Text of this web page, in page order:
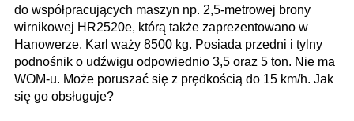
do współpracujących maszyn np. 2,5-metrowej brony
wirnikowej HR2520e, którą także zaprezentowano w
Hanowerze. Karl waży 8500 kg. Posiada przedni i tylny
podnośnik o udźwigu odpowiednio 3,5 oraz 5 ton. Nie ma
WOM-u. Może poruszać się z prędkością do 15 km/h. Jak
się go obsługuje?